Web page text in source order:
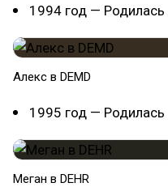
1994 год — Родилась
Алекс в DEMD
1995 год —
Меган в DEHR